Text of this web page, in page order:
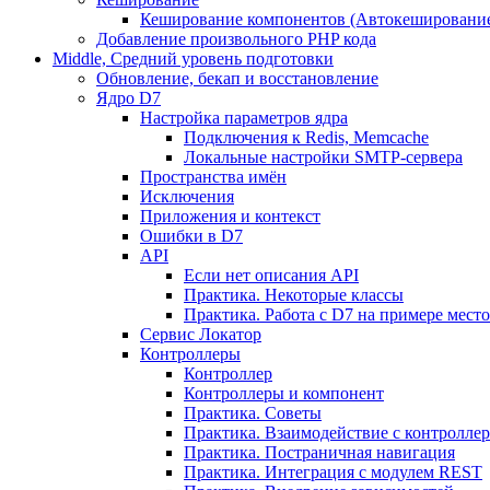
Кеширование компонентов
Добавление произвольного PHP кода
Middle, Средний уровень подготовки
Обновление, бекап и восстановление
Ядро D7
Настройка параметров ядра
Подключения к Redis, Memcache
Локальные настройки SMTP-сервера
Пространства имён
Исключения
Приложения и контекст
Ошибки в D7
API
Если нет описания API
Практика. Некоторые классы
Практика. Работа с D7 на примере
Сервис Локатор
Контроллеры
Контроллер
Контроллеры и компонент
Практика. Советы
Практика. Взаимодействие с
Практика. Постраничная навигация
Практика. Интеграция с модулем REST